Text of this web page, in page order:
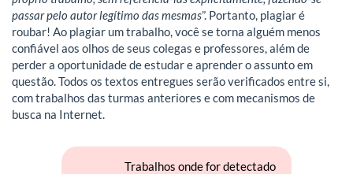
passar pelo autor legítimo das mesmas”. Portanto, plagiar é
roubar! Ao plagiar um trabalho, você se torna alguém menos
confiável aos olhos de seus colegas e professores, além de
perder a oportunidade de estudar e aprender o assunto em
questão. Todos os textos entregues serão verificados entre si,
com trabalhos das turmas anteriores e com mecanismos de
busca na Internet.
Trabalhos onde for detectado